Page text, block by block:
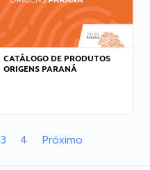
CATÁLOGO DE PRODUTOS
ORIGENS PARANÁ
3 4 Próximo